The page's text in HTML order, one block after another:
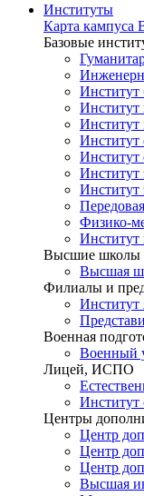
Институты
Карта кампуса
Базовые
Институт
Институт
Институт
Институт
Институт
Институт
Институт
Физико-
Институт
Высшие школы
Высшая
Филиалы и
Военная
Военный
Лицей, ИСПО
Институт
Центры
Центр
Центр
Центр
Высшая